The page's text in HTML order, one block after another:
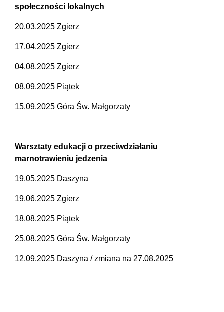
społeczności lokalnych
20.03.2025 Zgierz
17.04.2025 Zgierz
04.08.2025 Zgierz
08.09.2025 Piątek
15.09.2025 Góra Św. Małgorzaty
Warsztaty edukacji o przeciwdziałaniu
marnotrawieniu jedzenia
19.05.2025 Daszyna
19.06.2025 Zgierz
18.08.2025 Piątek
25.08.2025 Góra Św. Małgorzaty
12.09.2025 Daszyna / zmiana na 27.08.2025